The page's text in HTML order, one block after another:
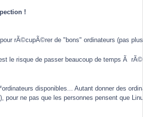
!
rÃ©cupÃ©rer de "bons" ordinateurs (pas
le risque de passer beaucoup de temps Ã
disponibles... Autant donner des
pour ne pas que les personnes pensent que